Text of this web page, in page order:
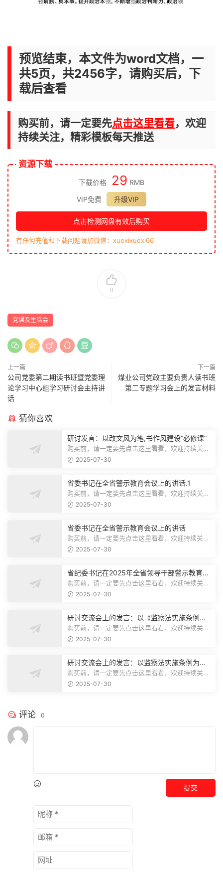
预览结束，本文件为word文档，一
共5页，共2456字，请购买后，下
载后查看
购买前，请一定要先点击这里看看，欢迎
持续关注，精彩模板每天推送
资源下载
下载价格 29 RMB
VIP免费
升级VIP
点击检测网盘有效后购买
有任何充值和下载问题请加微信：xuexixuexi66
0
党课及生活会
上一篇
公司党委第二期读书班暨党委理
论学习中心组学习研讨会主持讲
话
下一篇
煤业公司党政主要负责人读书班
第二专题学习会上的发言材料
猜你喜欢
研讨发言：以改文风为笔,书作风建设“必修课”
购买前，请一定要先点击这里看看，欢迎持续关
注，精彩模板每天推送预览结束，本文...
2025-07-30
省委书记在全省警示教育会议上的讲话.1
购买前，请一定要先点击这里看看，欢迎持续关
注，精彩模板每天推送预览结束，本文...
2025-07-30
省委书记在全省警示教育会议上的讲话
购买前，请一定要先点击这里看看，欢迎持续关
注，精彩模板每天推送预览结束，本文...
2025-07-30
省纪委书记在2025年全省领导干部警示教育会
上的讲话.1
购买前，请一定要先点击这里看看，欢迎持续关
注，精彩模板每天推送预览结束，本文...
2025-07-30
研讨交流会上的发言：以《监察法实施条例》
为纲,推动巡察工作高质量发展
购买前，请一定要先点击这里看看，欢迎持续关
注，精彩模板每天推送预览结束，本文...
2025-07-30
研讨交流会上的发言：以监察法实施条例为纲
推动巡察工作高质量发展
购买前，请一定要先点击这里看看，欢迎持续关
注，精彩模板每天推送预览结束，本文...
2025-07-30
评论 0
提交